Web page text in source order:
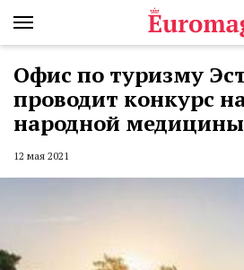
Офис по туризму
проводит конкурс
народной медицины
12 мая 2021